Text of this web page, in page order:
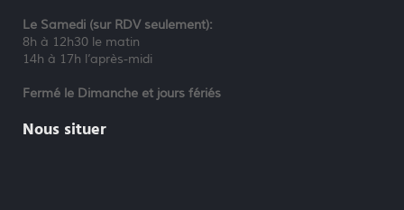
Le Samedi (sur RDV seulement):
8h à 12h30 le matin
14h à 17h l’après-midi
Fermé le Dimanche et jours fériés
Nous situer